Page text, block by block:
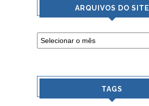
ARQUIVOS DO SITE
TAGS